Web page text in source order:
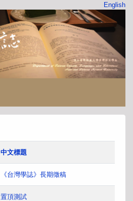
English
中文標題
《台灣學誌》長期徵稿
置頂測試